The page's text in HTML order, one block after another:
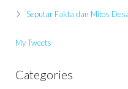
Seputar Fakta dan Mitos
My Tweets
Categories